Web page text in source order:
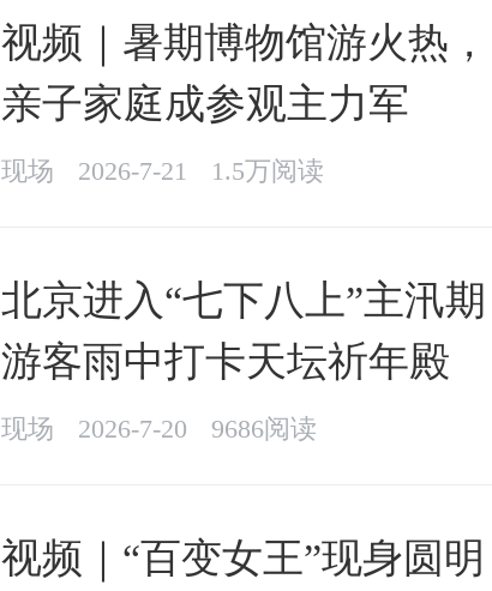
视频｜暑期博物馆游火热，
亲子家庭成参观主力军
现场 2026-7-21 1.5万阅读
北京进入“七下八上”主汛期
游客雨中打卡天坛祈年殿
现场 2026-7-20 9686阅读
视频｜“百变女王”现身圆明